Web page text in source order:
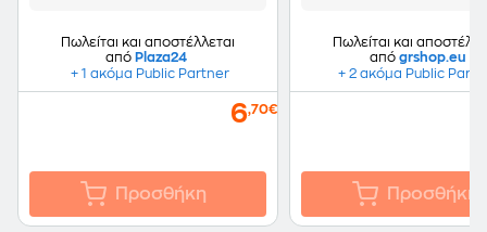
Πωλείται και αποστέλλεται
από Plaza24
+ 1 ακόμα Public Partner
6,70€
Προσθήκη
Πωλείται και
από grshop.eu
+ 2 ακόμα Public
Προσθήκη